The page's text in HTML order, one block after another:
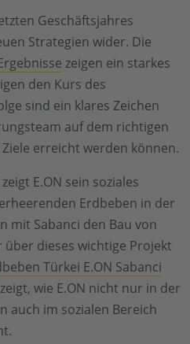
Geschäftsjahres
Strategien wider. Die
zeigen ein starkes
den Kurs des
sind ein klares Zeichen
auf dem richtigen
erreicht werden können.
E.ON sein soziales
Erdbeben in der
mit Sabanci den Bau von
dieses wichtige Projekt
Türkei E.ON Sabanci
wie E.ON nicht nur in der
auch im sozialen Bereich